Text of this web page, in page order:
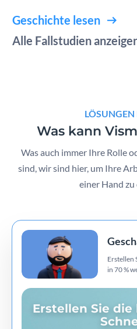
Geschichte lesen
Alle Fallstudien
LÖSUNGEN
Was kann
Was auch immer Ihre Rolle
sind, wir sind hier, um Ihre
einer Hand zu
Erstellen
in 70 %
Erstellen Sie